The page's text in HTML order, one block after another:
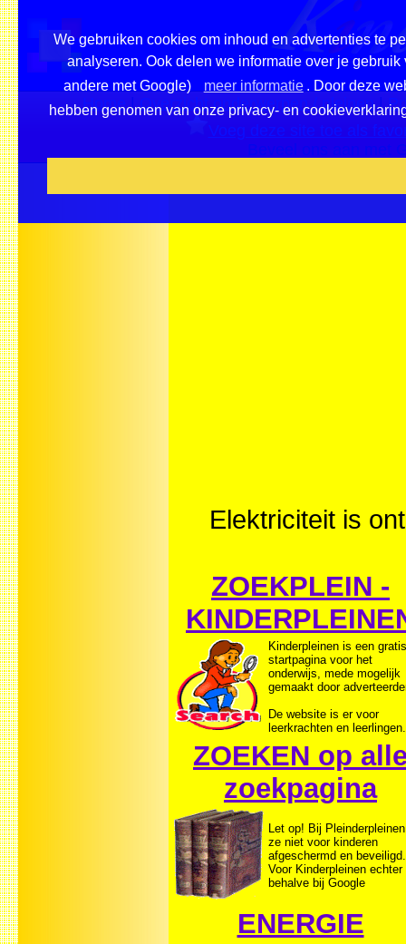
We gebruiken cookies om inhoud en advertenties te
analyseren. Ook delen we informatie over je
andere met Google)
meer informatie . Door deze
hebben genomen van onze privacy- en
Home|Overzicht onderwerpen / pleinen|
Elektriciteit is
ZOEKPLEIN -
Kinderpleinen is een gratis
startpagina voor het
onderwijs, mede mogelijk
gemaakt door
De website is er voor
leerkrachten en leerlingen.
ZOEKEN op
zoekpagina
Let op! Bij
ze niet voor kinderen
afgeschermd en beveiligd.
Voor Kinderpleinen echter
behalve bij Google
ENERGIE